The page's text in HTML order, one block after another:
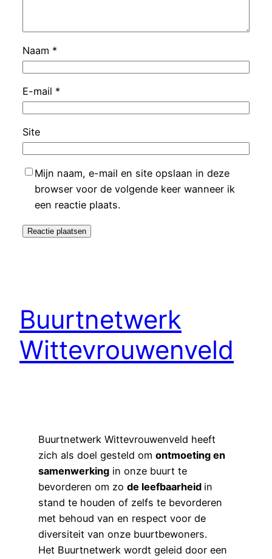
Naam *
E-mail *
Site
Mijn naam, e-mail en site opslaan in deze
browser voor de volgende keer wanneer ik
een reactie plaats.
Buurtnetwerk
Wittevrouwenveld
Buurtnetwerk Wittevrouwenveld heeft
zich als doel gesteld om ontmoeting en
samenwerkingin onze buurt te
bevorderen om zo de leefbaarheid in
stand te houden of zelfs te bevorderen
met behoud van en respect voor de
diversiteit van onze buurtbewoners.
Het Buurtnetwerk wordt geleid door een